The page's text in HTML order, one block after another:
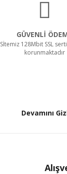
GÜVENLİ
Sİtemiz 128Mbit SSL
korunmaktadır
Devamını